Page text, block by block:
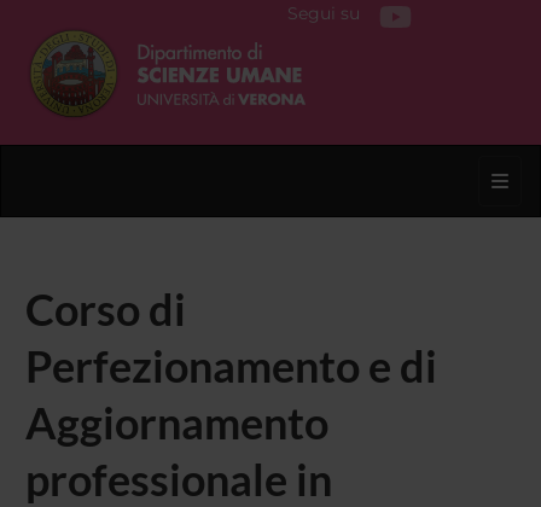
Segui su
Corso di
Perfezionamento e di
Aggiornamento
professionale in